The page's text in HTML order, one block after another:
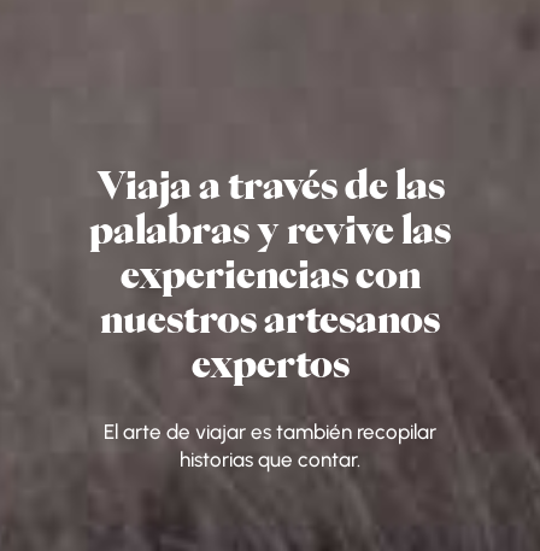
Viaja a través de las
palabras y revive las
experiencias con
nuestros artesanos
expertos
El arte de viajar es también recopilar
historias que contar.